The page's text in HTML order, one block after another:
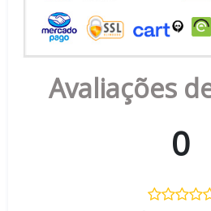
Avaliações
0